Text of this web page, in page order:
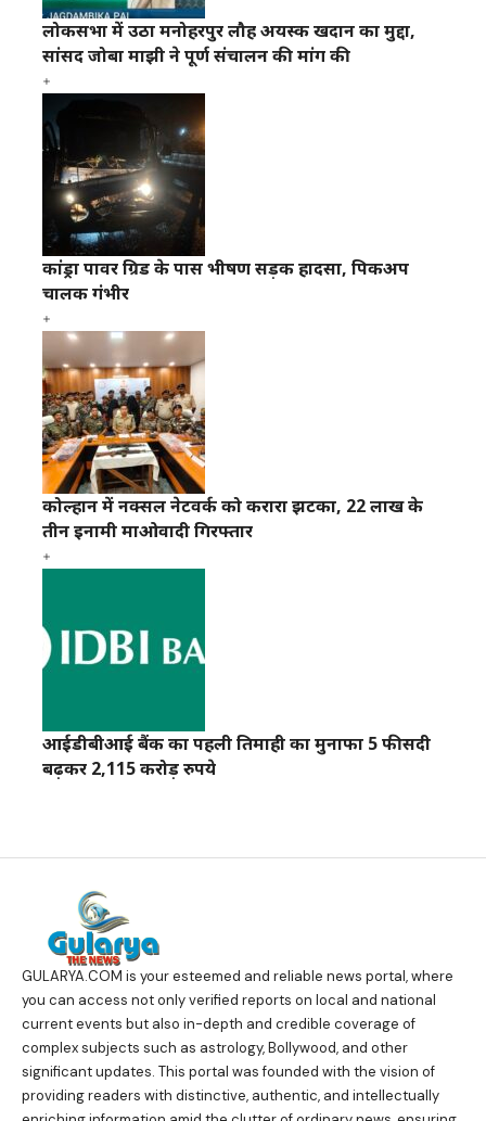
लोकसभा में उठा मनोहरपुर लौह अयस्क खदान का मुद्दा,
सांसद जोबा माझी ने पूर्ण संचालन की मांग की
कांड्रा पावर ग्रिड के पास भीषण सड़क हादसा, पिकअप
चालक गंभीर
कोल्हान में नक्सल नेटवर्क को करारा झटका, 22 लाख के
तीन इनामी माओवादी गिरफ्तार
आईडीबीआई बैंक का पहली तिमाही का मुनाफा 5 फीसदी
बढ़कर 2,115 करोड़ रुपये
GULARYA.COM is your esteemed and reliable news portal, where
you can access not only verified reports on local and national
current events but also in-depth and credible coverage of
complex subjects such as astrology, Bollywood, and other
significant updates. This portal was founded with the vision of
providing readers with distinctive, authentic, and intellectually